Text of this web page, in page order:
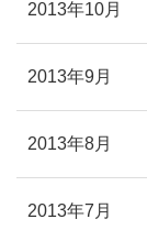
2013年10月
2013年9月
2013年8月
2013年7月